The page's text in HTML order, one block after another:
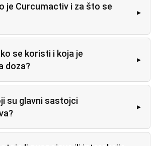
je Curcumactiv i za što se
se koristi i koja je
doza?
su glavni sastojci